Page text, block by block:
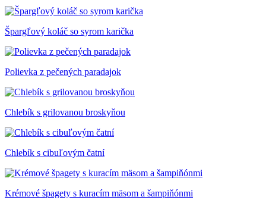
Špargľový koláč so syrom karička
Polievka z pečených paradajok
Chlebík s grilovanou broskyňou
Chlebík s cibuľovým čatní
Krémové špagety s kuracím mäsom a šampiňónmi